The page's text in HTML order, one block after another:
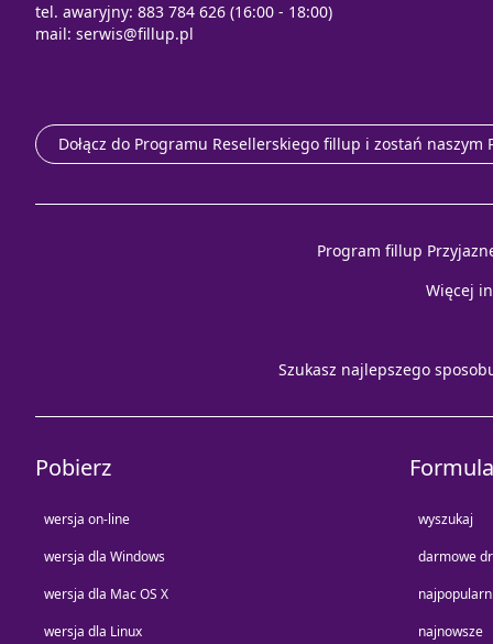
tel. awaryjny: 883 784 626 (16:00 - 18:00)
mail: serwis@fillup.pl
Dołącz do Programu Resellerskiego fillup i zostań naszym
Program fillup
Więcej
Szukasz najlepszego
Pobierz
wersja on-line
wersja dla Windows
wersja dla Mac OS X
wersja dla Linux
wyszukaj
darmowe
najnowsze